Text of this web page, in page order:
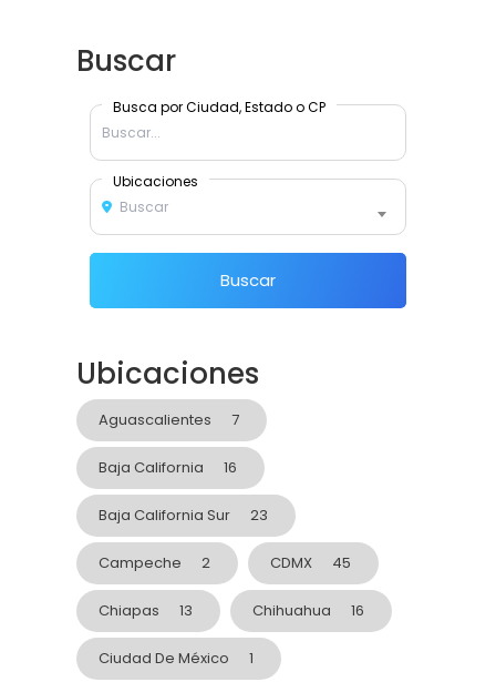
Buscar
Busca por Ciudad, Estado o CP
Ubicaciones
Buscar
Buscar
Ubicaciones
Aguascalientes 7
Baja California 16
Baja California Sur 23
Campeche 2 CDMX 45
Chiapas 13 Chihuahua 16
Ciudad De México 1